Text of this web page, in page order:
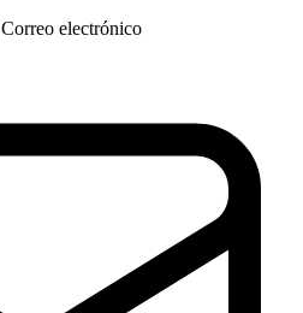
Correo electrónico